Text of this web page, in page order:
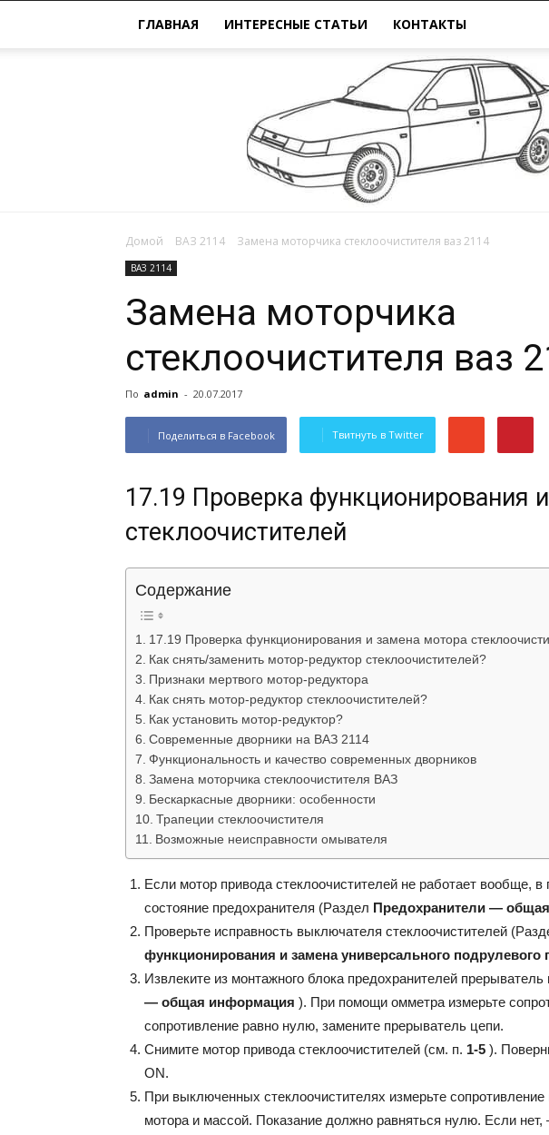
ГЛАВНАЯ ИНТЕРЕСНЫЕ СТАТЬИ КОНТАКТЫ
Домой ВАЗ 2114 Замена моторчика стеклоочистителя ваз 2114
ВАЗ 2114
Замена моторчика
стеклоочистителя ваз
По admin - 20.07.2017
Поделиться в Facebook Твитнуть в Twitter
17.19 Проверка функционирования
стеклоочистителей
Содержание
17.19 Проверка функционирования и замена мотора
Как снять/заменить мотор-редуктор стеклоочистителей?
Признаки мертвого мотор-редуктора
Как снять мотор-редуктор стеклоочистителей?
Как установить мотор-редуктор?
Современные дворники на ВАЗ 2114
Функциональность и качество современных дворников
Замена моторчика стеклоочистителя ВАЗ
Бескаркасные дворники: особенности
Трапеции стеклоочистителя
Возможные неисправности омывателя
Если мотор привода стеклоочистителей не работает вообще, в
состояние предохранителя (Раздел Предохранители —
Проверьте исправность выключателя стеклоочистителей
функционирования и замена универсального подрулевого
Извлеките из монтажного блока предохранителей
— общая информация ). При помощи омметра измерьте
сопротивление равно нулю, замените прерыватель цепи.
Снимите мотор привода стеклоочистителей (см. п. 1-5 ).
ON.
При выключенных стеклоочистителях измерьте
мотора и массой. Показание должно равняться нулю. Если